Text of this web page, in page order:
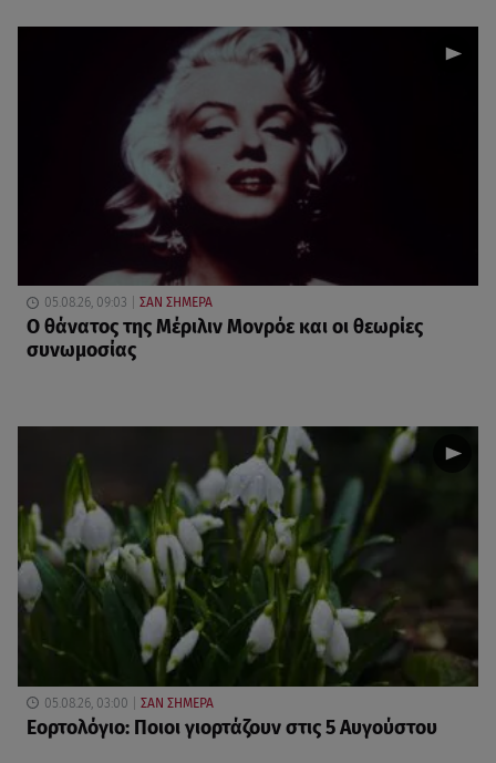
05.08.26, 09:03 ΣΑΝ ΣΗΜΕΡΑ
O θάνατος της Μέριλιν Μονρόε και οι θεωρίες
συνωμοσίας
05.08.26, 03:00 ΣΑΝ ΣΗΜΕΡΑ
Εορτολόγιο: Ποιοι γιορτάζουν στις 5 Αυγούστου